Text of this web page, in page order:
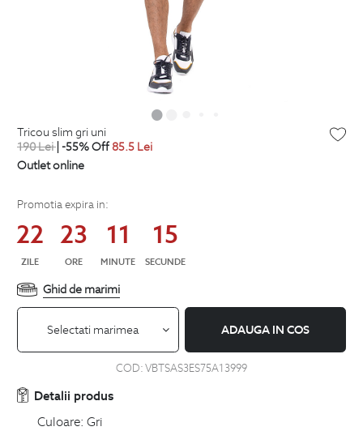
tricou slim gri uni
190Lei| -55% Off 85.5 Lei
Outlet online
Promotia expira in:
22
ZILE
23
ORE
11
MINUTE
14
SECUNDE
Ghid de marimi
Selectati marimea ADAUGA IN COS
COD:VBTSAS3ES75A13999
Detalii produs
Culoare: Gri